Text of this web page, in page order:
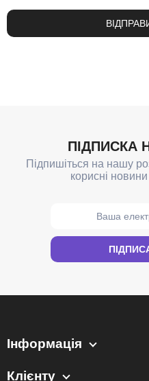
Інформація
Клієнту